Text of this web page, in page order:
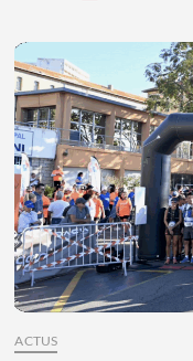
S’ÉCROULE
FACE
À
RODEZ
EN
LIGUE
2
ACTUS